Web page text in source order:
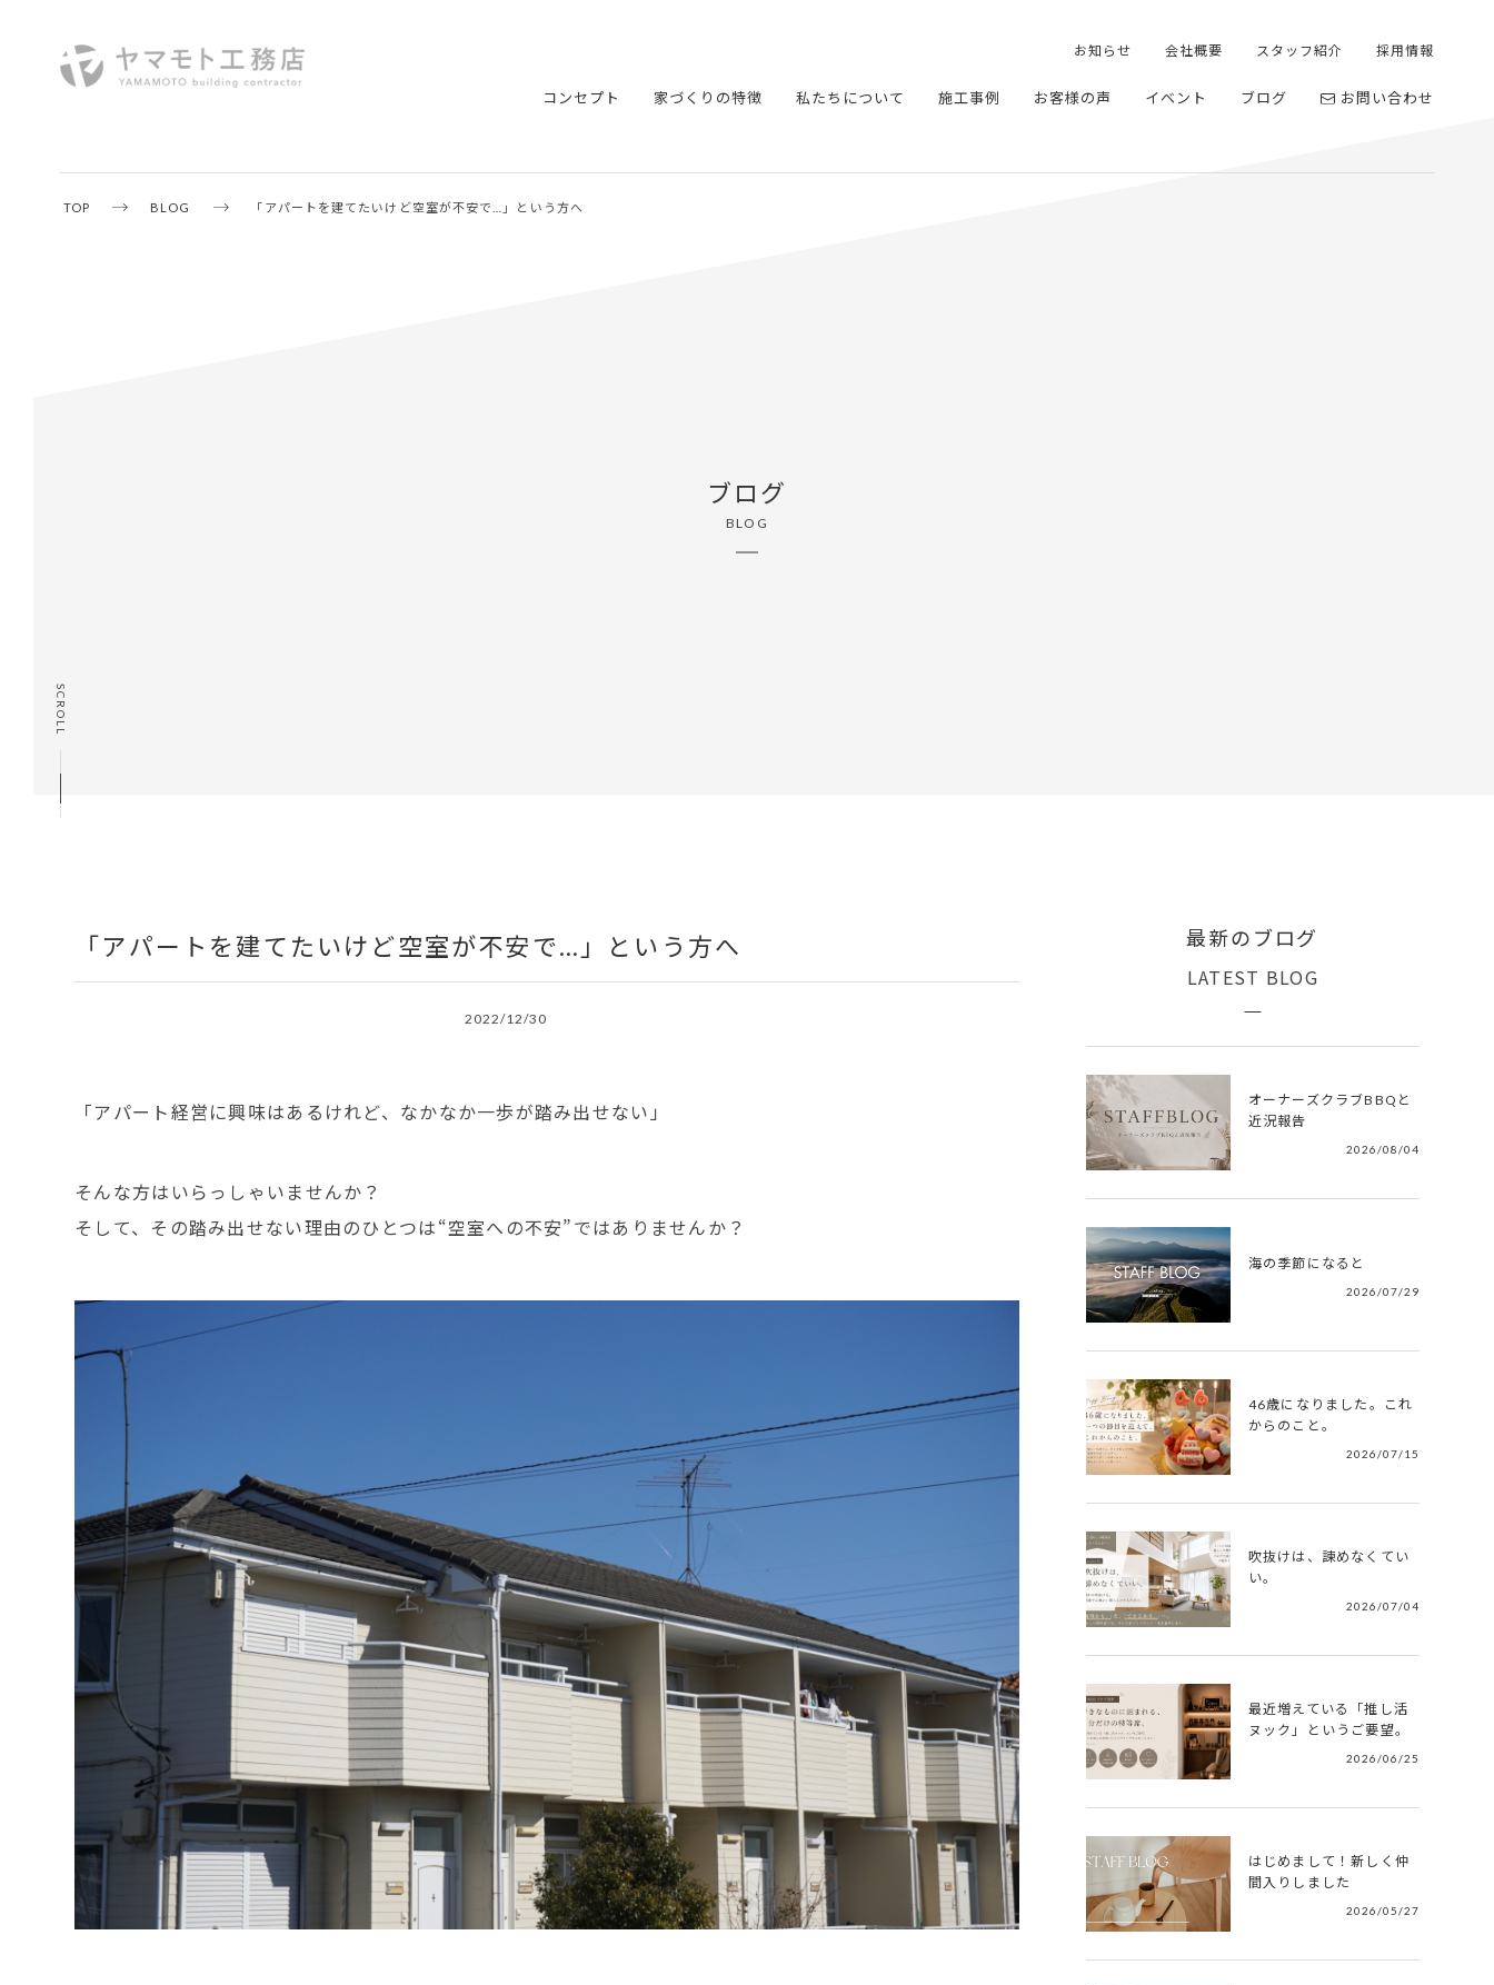
お知らせ 会社概要 スタッフ紹介 採用情報
コンセプト 家づくりの特徴 私たちについて 施工事例 お客様の声 イベント ブログ お問い合わせ
TOP BLOG 「アパートを建てたいけど空室が不安で…」という方へ
SCROLL
ブログ
BLOG
「アパートを建てたいけど空室が不安で…」という方へ
2022/12/30
「アパート経営に興味はあるけれど、なかなか一歩が踏み出せない」
そんな方はいらっしゃいませんか？
そして、その踏み出せない理由のひとつは“空室への不安”ではありませんか？
最新のブログ
LATEST BLOG
オーナーズクラブBBQと
近況報告
2026/08/04
海の季節になると
2026/07/29
46歳になりました。これ
からのこと。
2026/07/15
吹抜けは、諫めなくてい
い。
2026/07/04
最近増えている「推し活
ヌック」というご要望。
2026/06/25
はじめまして！新しく仲
間入りしました
2026/05/27